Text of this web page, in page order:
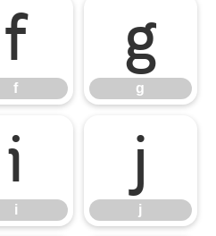
f
f
g
g
i
i
j
j